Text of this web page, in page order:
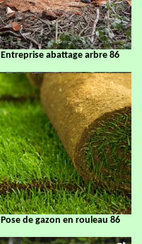
Entreprise abattage arbre 86
Pose de gazon en rouleau 86